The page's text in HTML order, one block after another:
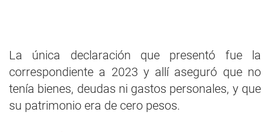
La única declaración que presentó fue la
correspondiente a 2023 y allí aseguró que no
tenía bienes, deudas ni gastos personales, y que
su patrimonio era de cero pesos.